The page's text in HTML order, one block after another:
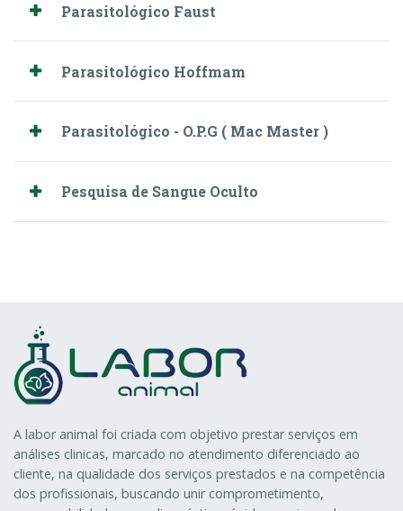
Parasitológico Faust
Parasitológico Hoffmam
Parasitológico - O.P.G ( Mac Master )
Pesquisa de Sangue Oculto
A labor animal foi criada com objetivo prestar serviços em
análises clinicas, marcado no atendimento diferenciado ao
cliente, na qualidade dos serviços prestados e na competência
dos profissionais, buscando unir comprometimento,